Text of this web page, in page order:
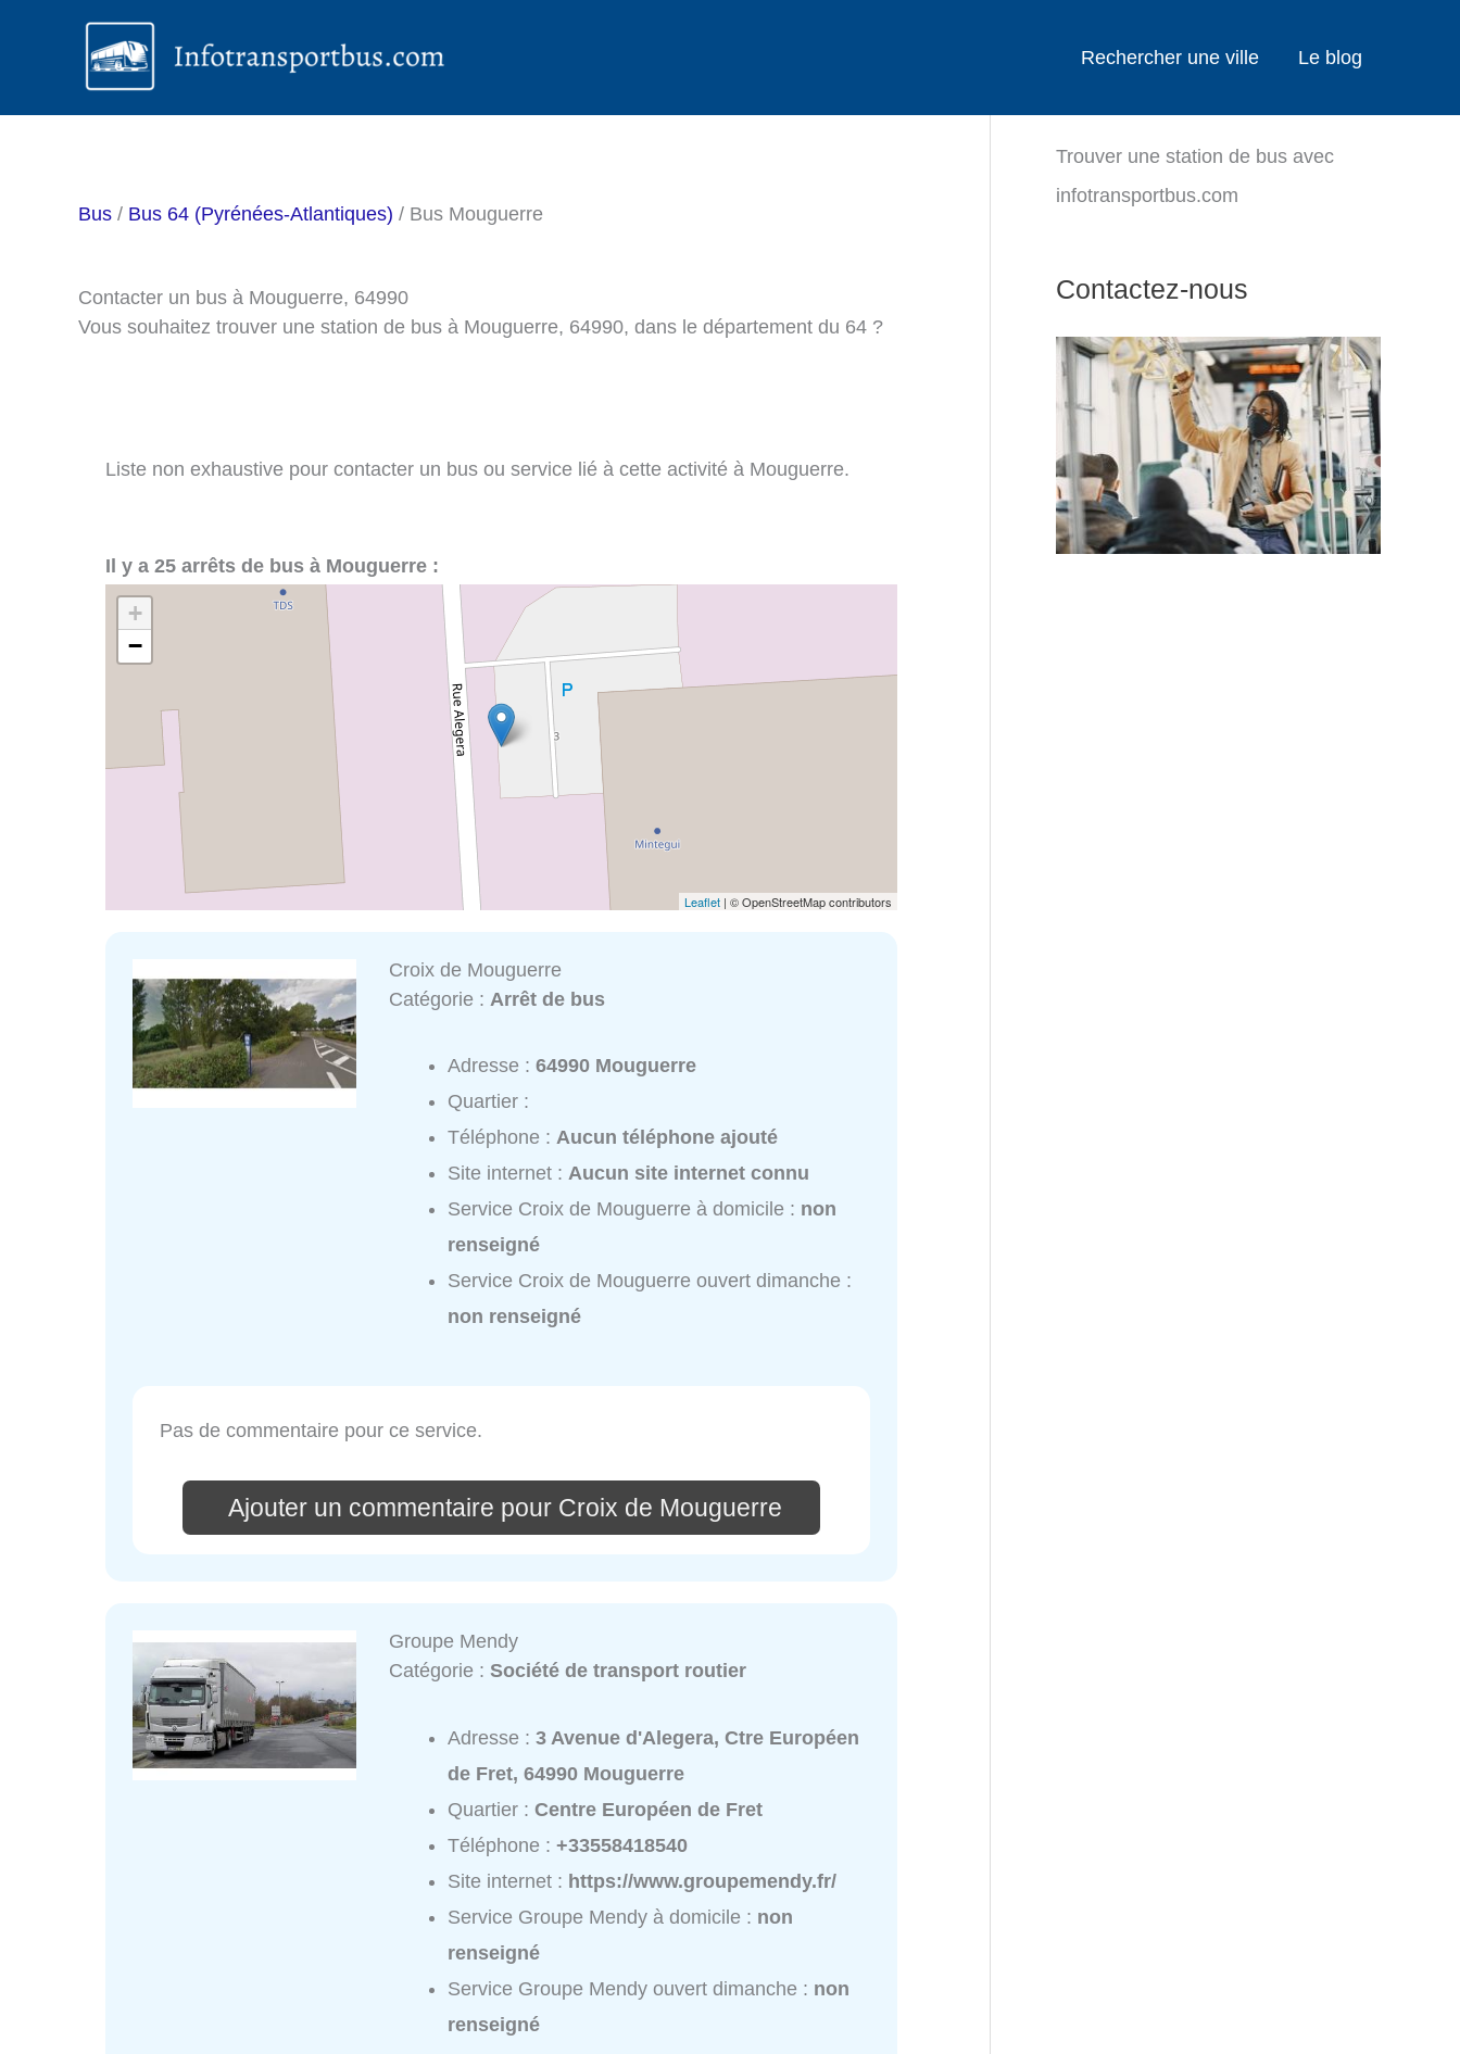
Rechercher une ville Le blog
Bus / Bus 64 (Pyrénées-Atlantiques) / Bus Mouguerre
Contacter un bus à Mouguerre, 64990
Vous souhaitez trouver une station de bus à Mouguerre, 64990, dans le département du 64 ?
Liste non exhaustive pour contacter un bus ou service lié à cette activité à Mouguerre.
Il y a 25 arrêts de bus à Mouguerre :
+
−
Leaflet | © OpenStreetMap contributors
Croix de Mouguerre
Catégorie : Arrêt de bus
Adresse :64990 Mouguerre
Quartier :
Téléphone :Aucun téléphone ajouté
Site internet :Aucun site internet connu
Service Croix de Mouguerre à domicile : non
renseigné
Service Croix de Mouguerre ouvert dimanche :
non renseigné
Pas de commentaire pour ce service.
Ajouter un commentaire pour Croix de Mouguerre
Groupe Mendy
Catégorie :Société de transport routier
Adresse :3 Avenue d'Alegera, Ctre Européen
de Fret, 64990 Mouguerre
Quartier :Centre Européen de Fret
Téléphone :+33558418540
Site internet : https://www.groupemendy.fr/
Service Groupe Mendy à domicile : non
renseigné
Service Groupe Mendy ouvert dimanche : non
renseigné
Trouver une station de bus avec
infotransportbus.com
Contactez-nous